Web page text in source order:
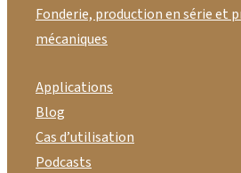
Fonderie, production en série et
mécaniques
Applications
Blog
Cas d’utilisation
Podcasts